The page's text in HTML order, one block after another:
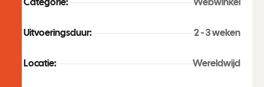
Uitvoeringsduur: 2 - 3 weken
Locatie: Wereldwijd